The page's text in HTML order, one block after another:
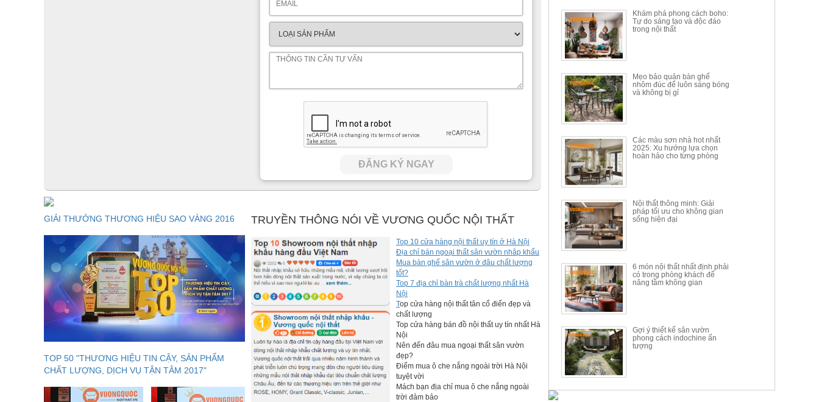
ĐĂNG KÝ NGAY
GIẢI THƯỞNG THƯƠNG HIỆU SAO VÀNG 2016
TOP 50 "THƯƠNG HIỆU TIN CẬY, SẢN PHẨM
CHẤT LƯỢNG, DỊCH VỤ TẬN TÂM 2017"
TRUYỀN THÔNG NÓI VỀ VƯƠNG QUỐC NỘI THẤT
Top 10 cửa hàng nội thất uy tín ở Hà Nội
Địa chỉ bán ngoại thất sân vườn nhâp khẩu
Mua bàn ghế sân vườn ở đâu chất lượng
tốt?
Top 7 địa chỉ bàn trà chất lượng nhất Hà
Nội
Top cửa hàng nội thất tân cổ điển đẹp và
chất lượng
Top cửa hàng bán đồ nội thất uy tín nhất Hà
Nội
Nên đến đâu mua ngoại thất sân vườn
đẹp?
Điểm mua ô che nắng ngoài trời Hà Nội
tuyệt vời
Mách bạn địa chỉ mua ô che nắng ngoài
trời đảm bảo
BÀN GHẾ TRANG ĐIỂM
THÔNG MINH HIỆN ĐẠI
TÍCH HỢP SẠC...
Mã sp: HH.BTD08
6.510.000đ
BỘ BÀN ĂN ĐẢO MẶT ĐÁ
PHIẾN AK3699
Khám phá phong cách boho:
Tự do sáng tạo và độc đáo
trong nội thất
Mẹo bảo quản bàn ghế
nhôm đúc để luôn sáng bóng
và không bị gỉ
Các màu sơn nhà hot nhất
2025: Xu hướng lựa chọn
hoàn hảo cho từng phòng
Nội thất thông minh: Giải
pháp tối ưu cho không gian
sống hiện đại
6 món nội thất nhất định phải
có trong phòng khách để
nâng tầm không gian
Gợi ý thiết kế sân vườn
phong cách indochine ấn
tượng